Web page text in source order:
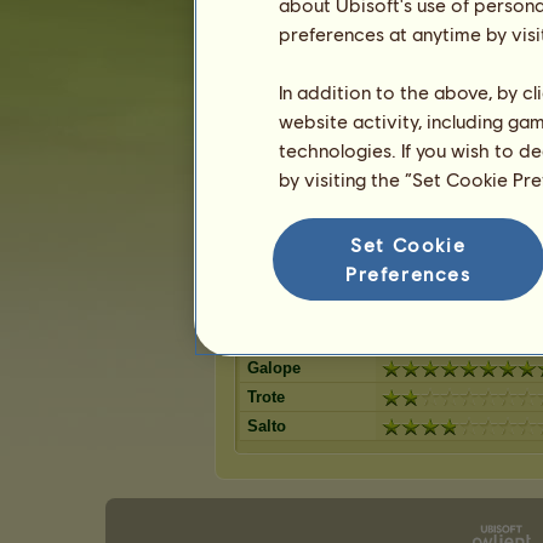
Castanho 10 % Ruão-
Ruço pigarço 9% Palomino
Baio 8% Ruão
Preto 8 % Lazão
Ruço 7%
Capacidades de Welsh
Resistência
Galope
Trote
Salto
preferences at anytime by
In addition to the above, by
website activity, including
technologies. If you wish to
by visiting the “Set Cookie
Set Cookie
Preferences